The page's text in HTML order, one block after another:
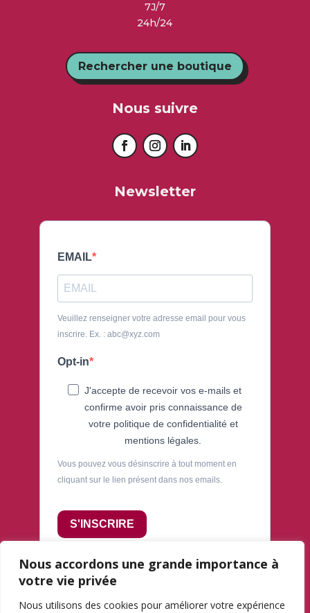
Nous accordons une grande importance à
votre vie privée
Nous utilisons des cookies pour améliorer votre expérience
7J/7
24h/24
Rechercher une boutique
Nous suivre
Newsletter
EMAIL
Veuillez renseigner votre adresse email pour vous
inscrire. Ex. : abc@xyz.com
Opt-in
J'accepte de recevoir vos e-mails et
confirme avoir pris connaissance de
votre politique de confidentialité et
mentions légales.
Vous pouvez vous désinscrire à tout moment en
cliquant sur le lien présent dans nos emails.
S'INSCRIRE